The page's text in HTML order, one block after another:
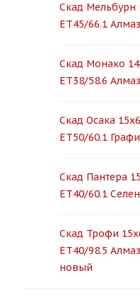
Скад Мельбурн
ET45/66.1
Скад Монако
ET38/58.6
Скад Осака
ET50/60.1
Скад Пантера
ET40/60.1
Скад Трофи
ET40/98.5
новый